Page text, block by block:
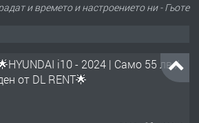
и времето и настроението ни - Гьоте
i10 - 2024 | Само 55 лв./
от DL RENT🌟